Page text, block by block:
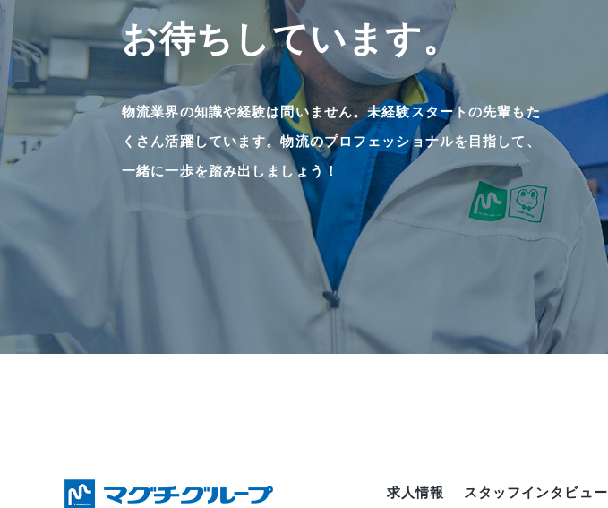
お待ちしています。
物流業界の知識や経験は問いません。未経験スタートの先輩もた
くさん活躍しています。物流のプロフェッショナルを目指して、
一緒に一歩を踏み出しましょう！
求人情報 スタッフインタビュー